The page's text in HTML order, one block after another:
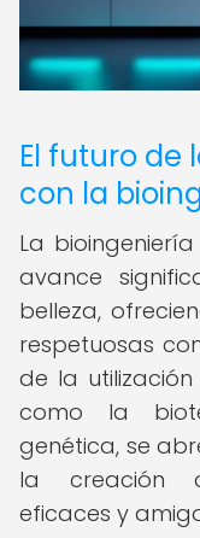
El futuro de
con la
La
avance
belleza,
respetuosas
de la
como la
genética, se
la creación
eficaces y